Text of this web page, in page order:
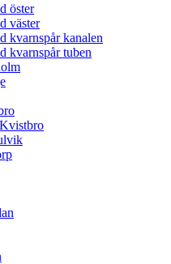
öster
väster
kvarnspår kanalen
kvarnspår tuben